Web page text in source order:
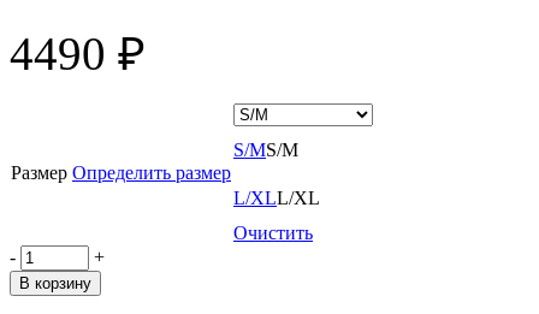
4490 ₽
Размер Определить размер
S/MS/M
L/XLL/XL
Очистить
-
+
В корзину